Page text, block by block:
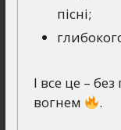
пісні;
І все це –
вогнем
.